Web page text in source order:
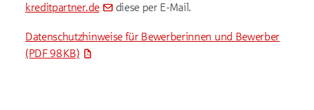
kreditpartner.de
diese per E-Mail.
Datenschutzhinweise für Bewerberinnen und Bewerber
(PDF 98 KB)